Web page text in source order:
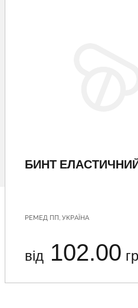
БИНТ
РЕМЕД ПП, УКРАЇНА
від 102.00